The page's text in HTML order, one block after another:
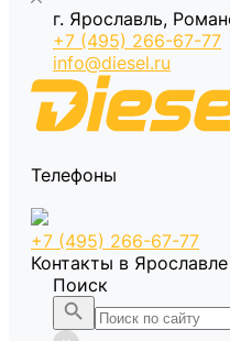
г. Ярославль,
+7 (495) 266-67-77
info@diesel.ru
Телефоны
+7 (495) 266-67-77
Контакты в Ярославле
Поиск